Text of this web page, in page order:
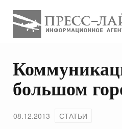
большом
08.12.2013 СТАТЬИ